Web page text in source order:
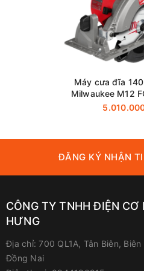
cố định và cảm
Ngoài ra, với
đĩa dùng pin 18v
một công cụ cắt
Thông số kỹ thuật
Đường Kính Lỗ
Công Suất/Khả
Máy cưa đĩa
Milwaukee M12
(Chưa Pin &
ĐĂNG KÝ NHẬN
CÔNG TY TNHH ĐIỆN CƠ
HƯNG
Địa chỉ: 700 QL1A, Tân Biên, Biên
Đồng Nai